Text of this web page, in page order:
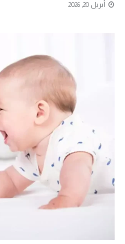
أبريل 20, 2026